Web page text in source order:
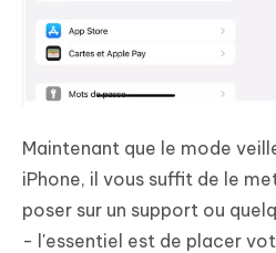
Maintenant que le mode
iPhone, il vous suffit de le
poser sur un support ou
- l'essentiel est de placer